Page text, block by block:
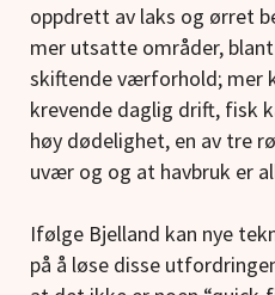
oppdrett av laks og ørret
mer utsatte områder,
skiftende værforhold; mer
krevende daglig drift, fisk
høy dødelighet, en av tre
uvær og og at havbruk er
Ifølge Bjelland kan nye
på å løse disse